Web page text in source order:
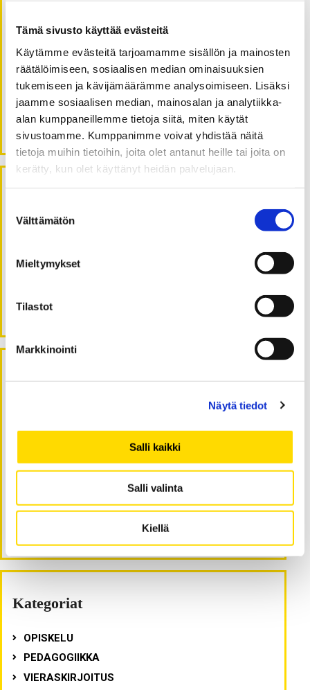
Tämä sivusto käyttää evästeitä
Käytämme evästeitä tarjoamamme sisällön ja mainosten
räätälöimiseen, sosiaalisen median ominaisuuksien
tukemiseen ja kävijämäärämme analysoimiseen. Lisäksi
jaamme sosiaalisen median, mainosalan ja analytiikka-
alan kumppaneillemme tietoja siitä, miten käytät
sivustoamme. Kumppanimme voivat yhdistää näitä
tietoja muihin tietoihin, joita olet antanut heille tai joita on
kerätty, kun olet käyttänyt heidän palvelujaan.
valinta
Välttämätön
Mieltymykset
Tilastot
Markkinointi
Näytä tiedot
Salli kaikki
Salli valinta
Kiellä
etäopetuksessa
Valmistuminen ei vaadi supersankaritaitoja vaan
pitkäjänteisyyttä
Peräpeilistä näkee kirkkaasti
Aikuisopiskelija, varo itseohjautuvuuden ansaa!
Dream team vai sisäpiiriläisten kerho?
etäopetuksessa
etäopetuksessa
Arkistot
lokakuu 2019
helmikuu 2018
Kategoriat
OPISKELU
PEDAGOGIIKKA
VIERASKIRJOITUS